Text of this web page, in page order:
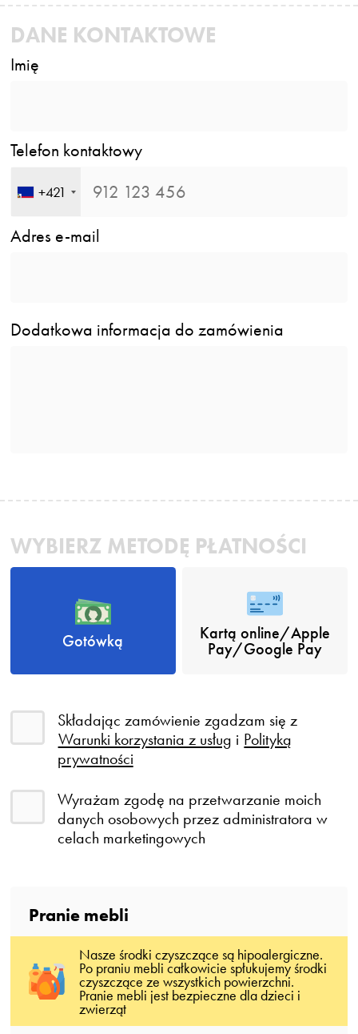
DANE KONTAKTOWE
Imię
Telefon kontaktowy
+421
Adres e-mail
Dodatkowa informacja do zamówienia
WYBIERZ METODĘ PŁATNOŚCI
Gotówką
Kartą online/Apple
Pay/Google Pay
Składając zamówienie zgadzam się z
Warunki korzystania z usług i Polityką
prywatności
Wyrażam zgodę na przetwarzanie moich
danych osobowych przez administratora w
celach marketingowych
Pranie mebli
Nasze środki czyszczące są hipoalergiczne.
Po praniu mebli całkowicie spłukujemy środki
czyszczące ze wszystkich powierzchni.
Pranie mebli jest bezpieczne dla dzieci i
zwierząt